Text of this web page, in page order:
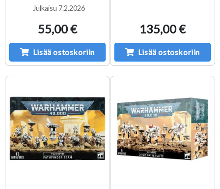
Julkaisu 7.2.2026
55,00 €
Lisää ostoskoriin
135,00 €
Lisää ostoskoriin